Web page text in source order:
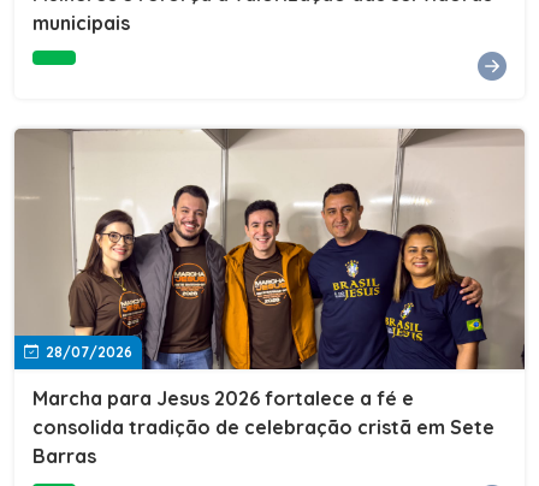
Cultura, Esporte e Lazer, Paulo Thomas, prestigiou os
compromisso da nossa gestão com a inclusão,
oferecendo a jovens e adultos a oportunidade de
concluir seus estudos e construir um futuro melhor.
Cada certificado entregue simboliza esforço,
determinação e a certeza de que investir em educação
é investir no desenvolvimento de Sete Barras."A
Prefeitura de Sete Barras também agradeceu ao SESI,
parceiro fundamental na retomada e ampliação da
Educação de Jovens e Adultos, aos professores, à
equipe da Secretaria Municipal de Educação e a todos
os profissionais que contribuíram para que esse
importante projeto voltasse a transformar a vida de
municipais
28/07/2026
Marcha para Jesus 2026 fortalece a fé e
consolida tradição de celebração cristã em Sete
Barras